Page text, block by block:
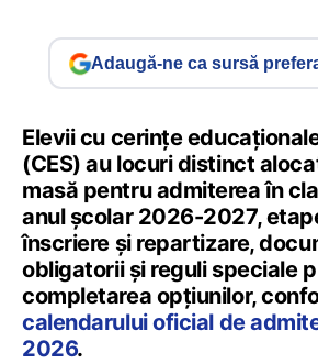
Adaugă-ne ca sursă
Elevii cu cerințe
(CES) au locuri distinct
masă pentru admiterea în
anul școlar 2026-2027,
înscriere și repartizare,
obligatorii și reguli speciale
completarea opțiunilor,
calendarului oficial de
2026.